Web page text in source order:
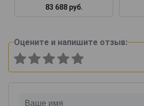
83 688 руб.
Оцените и напишите отзыв: